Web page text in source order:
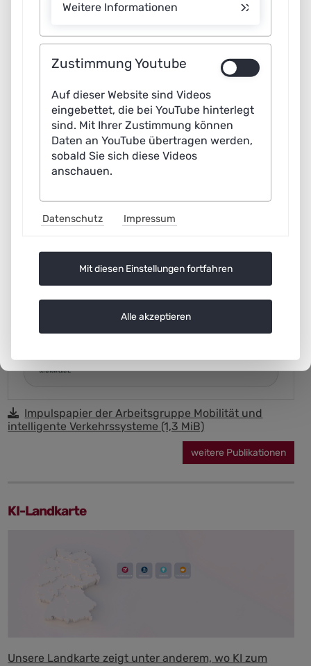
Impulspapier der Arbeitsgruppe Mobilität und
intelligente Verkehrssysteme (1,3 MiB)
weitere Publikationen
KI-Landkarte
Unsere Landkarte zeigt unter anderem, wo KI zum
Weitere Informationen
Zustimmung Youtube
Auf dieser Website sind Videos
eingebettet, die bei YouTube hinterlegt
sind. Mit Ihrer Zustimmung können
Daten an YouTube übertragen werden,
sobald Sie sich diese Videos
anschauen.
Datenschutz Impressum
Mit diesen Einstellungen fortfahren
Alle akzeptieren